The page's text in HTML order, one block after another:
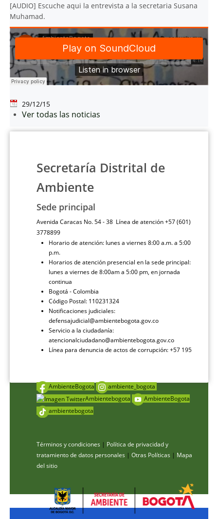
[AUDIO] Escuche aqui la entrevista a la secretaria Susana
Muhamad.
29/12/15
Ver todas las noticias
Secretaría Distrital de
Ambiente
Sede principal
Avenida Caracas No. 54 - 38 Línea de atención +57 (601)
3778899
Horario de atención: lunes a viernes 8:00 a.m. a 5:00
p.m.
Horarios de atención presencial en la sede principal:
lunes a viernes de 8:00am a 5:00 pm, en jornada
continua
Bogotá - Colombia
Código Postal: 110231324
Notificaciones judiciales:
defensajudicial@ambientebogota.gov.co
Servicio a la ciudadanía:
atencionalciudadano@ambientebogota.gov.co
Línea para denuncia de actos de corrupción: +57 195
AmbienteBogota
ambiente_bogota
Ambientebogota
AmbienteBogota
ambientebogota
Términos y condiciones | Política de privacidad y
tratamiento de datos personales | Otras Políticas | Mapa
del sitio